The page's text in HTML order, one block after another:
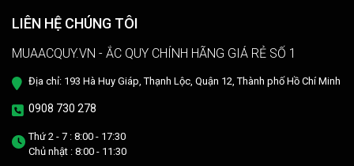
cách đơn giản và hiệu quả như ở tiệm dưỡng nhé!
LIÊN HỆ CHÚNG TÔI
MUAACQUY.VN - ẮC QUY CHÍNH HÃNG GIÁ RẺ SỐ 1
Địa chỉ: 193 Hà Huy Giáp, Thạnh Lộc, Quận 12, Thành phố Hồ Chí Minh
0908 730 278
Thứ 2 - 7 : 8:00 - 17:30
Chủ nhật : 8:00 - 11:30